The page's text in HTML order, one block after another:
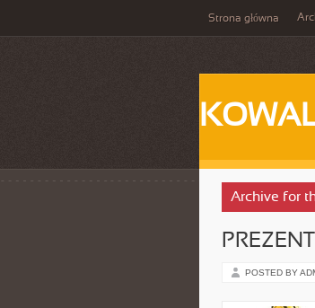
Strona główna
Archive for
POSTED BY